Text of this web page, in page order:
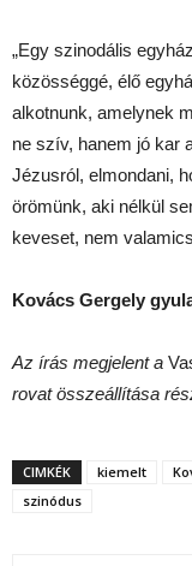
„Egy szinodális
közösséggé, élő
alkotnunk, amelynek
ne szív, hanem jó kar
Jézusról, elmondani,
örömünk, aki nélkül
keveset, nem
Kovács Gergely
Az írás megjelent a
rovat összeállítása
CIMKÉK kiemelt
szinódus